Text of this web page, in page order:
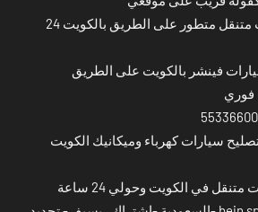
بنشر تصليح سيارات متنقل متطور على الطريق بالكويت 24
فينشر بالكويت على الطريق
فوري
سيارات كهرباء وميكانيك الكويت
في الكويت وحولي 24 ساعة